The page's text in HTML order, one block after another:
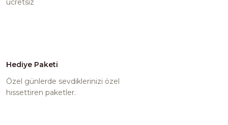
ücretsiz
Hediye Paketi
Özel günlerde sevdiklerinizi özel
hissettiren paketler.